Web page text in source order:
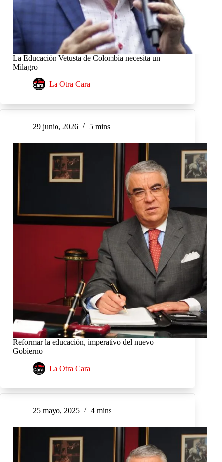
La Educación Vetusta de Colombia necesita un
Milagro
La Otra Cara
29 junio, 2026 5 mins
Reformar la educación, imperativo del nuevo
Gobierno
La Otra Cara
25 mayo, 2025 4 mins